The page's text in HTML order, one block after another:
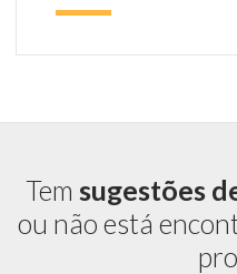
Tem sugestões
ou não está